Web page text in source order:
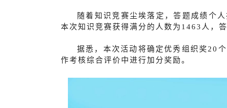
随着知识竞赛尘埃落定，答题成绩个
本次知识竞赛获得满分的人数为1463人，
据悉，本次活动将确定优秀组织奖20
作考核综合评价中进行加分奖励。